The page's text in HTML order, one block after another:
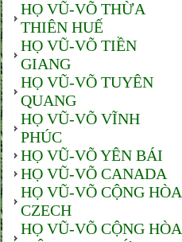
HỌ VŨ-VÕ THỪA
THIÊN HUẾ
HỌ VŨ-VÕ TIỀN
GIANG
HỌ VŨ-VÕ TUYÊN
QUANG
HỌ VŨ-VÕ VĨNH
PHÚC
HỌ VŨ-VÕ YÊN BÁI
HỌ VŨ-VÕ CANADA
HỌ VŨ-VÕ CỘNG HÒA
CZECH
HỌ VŨ-VÕ CỘNG HÒA